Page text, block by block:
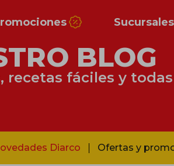
Sucursales
BLOG
fáciles y
Diarco Ofertas y